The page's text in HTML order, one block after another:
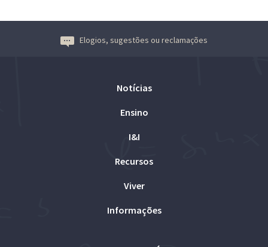
Elogios, sugestões ou reclamações
Notícias
Ensino
I&I
Recursos
Viver
Informações